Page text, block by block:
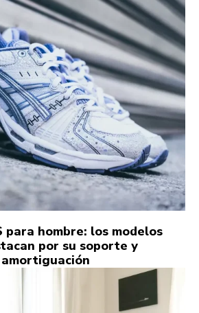
para hombre: los modelos
por su soporte y
amortiguación